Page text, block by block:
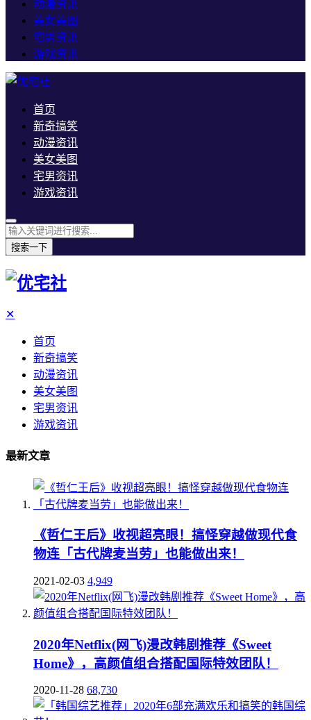
动漫资讯
美女美图
宅男资讯
游戏资讯
首页
新奇搞笑
动漫资讯
美女美图
宅男资讯
游戏资讯
搜索一下
✕
首页
新奇搞笑
动漫资讯
美女美图
宅男资讯
游戏资讯
最新文章
《哲仁王后》收视超亮眼！搞怪穿越做现代食
物连「古代牌麦当劳」也能做出来！
2021-02-03 4,949
2020年Netflix(网飞)漫改韩剧推荐《Sweet
Home》，高颜值组合搭配国际特效团队！
2020-11-28 68,730